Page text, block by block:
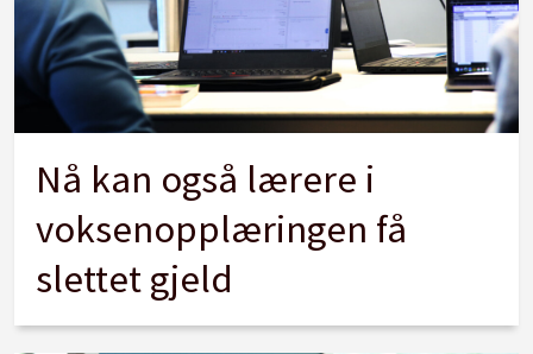
Nå kan også lærere i
voksenopplæringen få
slettet gjeld